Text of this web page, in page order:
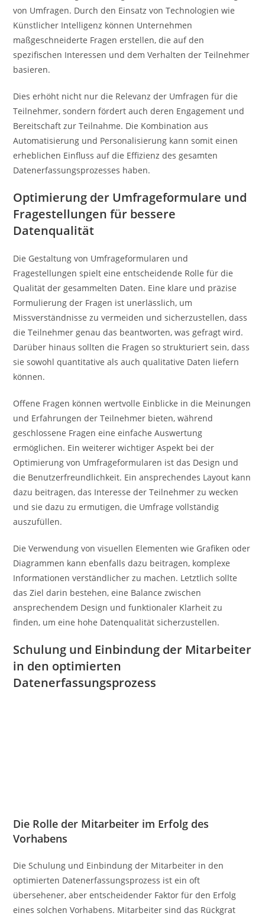
von Umfragen. Durch den Einsatz von Technologien wie
Künstlicher Intelligenz können Unternehmen
maßgeschneiderte Fragen erstellen, die auf den
spezifischen Interessen und dem Verhalten der Teilnehmer
basieren.
Dies erhöht nicht nur die Relevanz der Umfragen für die
Teilnehmer, sondern fördert auch deren Engagement und
Bereitschaft zur Teilnahme. Die Kombination aus
Automatisierung und Personalisierung kann somit einen
erheblichen Einfluss auf die Effizienz des gesamten
Datenerfassungsprozesses haben.
Optimierung der Umfrageformulare und
Fragestellungen für bessere
Datenqualität
Die Gestaltung von Umfrageformularen und
Fragestellungen spielt eine entscheidende Rolle für die
Qualität der gesammelten Daten. Eine klare und präzise
Formulierung der Fragen ist unerlässlich, um
Missverständnisse zu vermeiden und sicherzustellen, dass
die Teilnehmer genau das beantworten, was gefragt wird.
Darüber hinaus sollten die Fragen so strukturiert sein, dass
sie sowohl quantitative als auch qualitative Daten liefern
können.
Offene Fragen können wertvolle Einblicke in die Meinungen
und Erfahrungen der Teilnehmer bieten, während
geschlossene Fragen eine einfache Auswertung
ermöglichen. Ein weiterer wichtiger Aspekt bei der
Optimierung von Umfrageformularen ist das Design und
die Benutzerfreundlichkeit. Ein ansprechendes Layout kann
dazu beitragen, das Interesse der Teilnehmer zu wecken
und sie dazu zu ermutigen, die Umfrage vollständig
auszufüllen.
Die Verwendung von visuellen Elementen wie Grafiken oder
Diagrammen kann ebenfalls dazu beitragen, komplexe
Informationen verständlicher zu machen. Letztlich sollte
das Ziel darin bestehen, eine Balance zwischen
ansprechendem Design und funktionaler Klarheit zu
finden, um eine hohe Datenqualität sicherzustellen.
Schulung und Einbindung der Mitarbeiter
in den optimierten
Datenerfassungsprozess
Die Rolle der Mitarbeiter im Erfolg des
Vorhabens
Die Schulung und Einbindung der Mitarbeiter in den
optimierten Datenerfassungsprozess ist ein oft
übersehener, aber entscheidender Faktor für den Erfolg
eines solchen Vorhabens. Mitarbeiter sind das Rückgrat